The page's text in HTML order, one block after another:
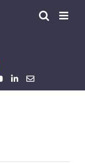
Précédent